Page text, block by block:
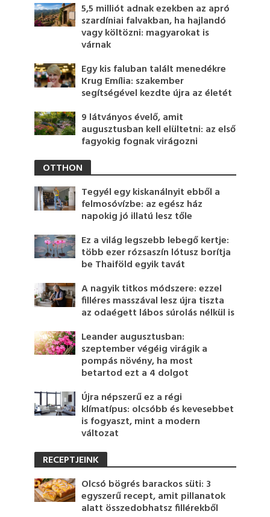
5,5 milliót adnak ezekben az apró
szardíniai falvakban, ha hajlandó
vagy költözni: magyarokat is
várnak
Egy kis faluban talált menedékre
Krug Emília: szakember
segítségével kezdte újra az életét
9 látványos évelő, amit
augusztusban kell elültetni: az első
fagyokig fognak virágozni
OTTHON
Tegyél egy kiskanálnyit ebből a
felmosóvízbe: az egész ház
napokig jó illatú lesz tőle
Ez a világ legszebb lebegő kertje:
több ezer rózsaszín lótusz borítja
be Thaiföld egyik tavát
A nagyik titkos módszere: ezzel
filléres masszával lesz újra tiszta
az odaégett lábos súrolás nélkül is
Leander augusztusban:
szeptember végéig virágik a
pompás növény, ha most
betartod ezt a 4 dolgot
Újra népszerű ez a régi
klímatípus: olcsóbb és kevesebbet
is fogyaszt, mint a modern
változat
RECEPTJEINK
Olcsó bögrés barackos süti: 3
egyszerű recept, amit pillanatok
alatt összedobhatsz fillérekből